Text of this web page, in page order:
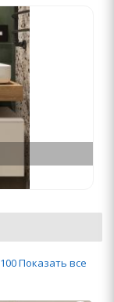
100Показать все